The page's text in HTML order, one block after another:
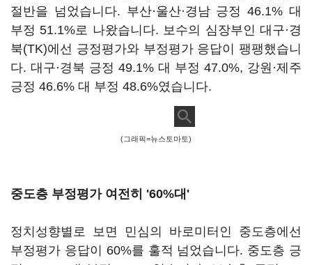
절반을 넘었습니다. 부산·울산·경남 긍정 46.1% 대
부정 51.1%로 나왔습니다. 보수의 심장부인 대구·경
북(TK)에선 긍정평가와 부정평가 응답이 팽팽했습니
다. 대구·경북 긍정 49.1% 대 부정 47.0%, 강원·제주
긍정 46.6% 대 부정 48.6%였습니다.
(그래픽=뉴스토마토)
중도층 부정평가 여전히 '60%대'
정치성향별로 보면 민심의 바로미터인 중도층에선
부정평가 응답이 60%를 훌적 넘었습니다. 중도층 긍